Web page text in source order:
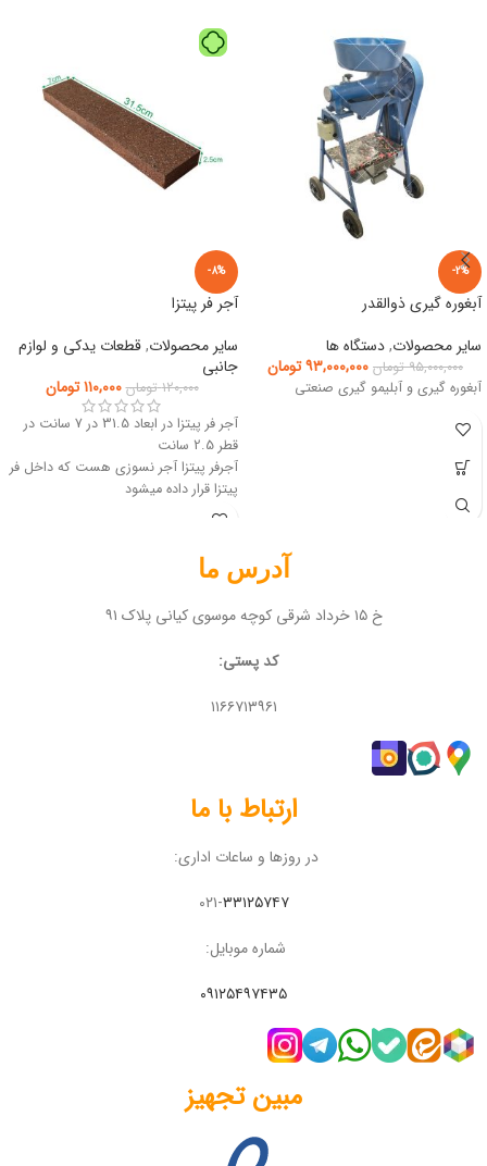
-2%
آبغوره گیری ذوالقدر
سایر محصولات,دستگاه ها
۹۵,۰۰۰,۰۰۰ تومان ۹۳,۰۰۰,۰۰۰تومان
آبغوره گیری و آبلیمو گیری صنعتی
-8%
آجر فر پیتزا
سایر محصولات,قطعات یدکی و لوازم
جانبی
۱۲۰,۰۰۰ تومان ۱۱۰,۰۰۰ تومان
آجر فر پیتزا در ابعاد 31.5 در 7 سانت در
قطر 2.5 سانت
آجرفر پیتزا آجر نسوزی هست که داخل فر
پیتزا قرار داده میشود
فروشگاه آنلاین تجهیزات آشپزخانه صنعتی
آدرس ما
خ ۱۵ خرداد شرقی کوچه موسوی کیانی پلاک ۹۱
کد پستی:
۱۱۶۶۷۱۳۹۶۱
ارتباط با ما
در روزها و ساعات اداری:
۰۲۱-۳۳۱۲۵۷۴۷
شماره موبایل:
۰۹۱۲۵۴۹۷۴۳۵
مبین تجهیز